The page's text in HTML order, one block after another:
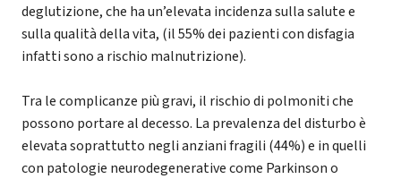
deglutizione, che ha un’elevata incidenza sulla salute e
sulla qualità della vita, (il 55% dei pazienti con disfagia
infatti sono a rischio malnutrizione).
Tra le complicanze più gravi, il rischio di polmoniti che
possono portare al decesso. La prevalenza del disturbo è
elevata soprattutto negli anziani fragili (44%) e in quelli
con patologie neurodegenerative come Parkinson o